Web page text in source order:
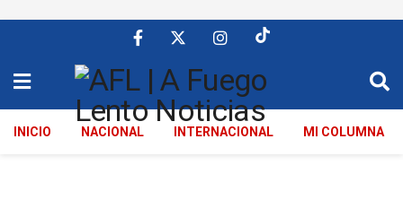
INICIO NACIONAL INTERNACIONAL MI COLUMNA